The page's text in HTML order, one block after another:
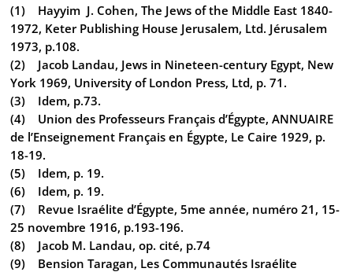
(1) Hayyim J. Cohen, The Jews of the Middle East 1840-
1972, Keter Publishing House Jerusalem, Ltd. Jérusalem
1973, p.108.
(2) Jacob Landau, Jews in Nineteen-century Egypt, New
York 1969, University of London Press, Ltd, p. 71.
(3) Idem, p.73.
(4) Union des Professeurs Français d’Égypte, ANNUAIRE
de l’Enseignement Français en Égypte, Le Caire 1929, p.
18-19.
(5) Idem, p. 19.
(6) Idem, p. 19.
(7) Revue Israélite d’Égypte, 5me année, numéro 21, 15-
25 novembre 1916, p.193-196.
(8) Jacob M. Landau, op. cité, p.74
(9) Bension Taragan, Les Communautés Israélite